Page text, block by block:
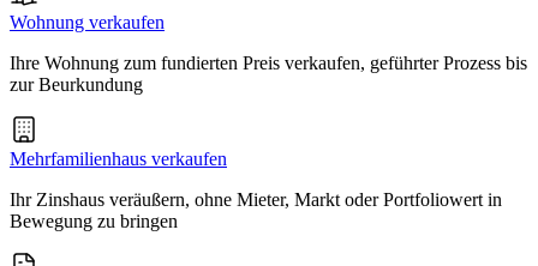
Wohnung verkaufen
Ihre Wohnung zum fundierten Preis verkaufen, geführter Prozess bis
zur Beurkundung
Mehrfamilienhaus verkaufen
Ihr Zinshaus veräußern, ohne Mieter, Markt oder Portfoliowert in
Bewegung zu bringen